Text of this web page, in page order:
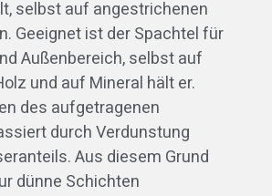
selbst auf angestrichenen
Geeignet ist der Spachtel für
Außenbereich, selbst auf
und auf Mineral hält er.
des aufgetragenen
durch Verdunstung
Aus diesem Grund
dünne Schichten